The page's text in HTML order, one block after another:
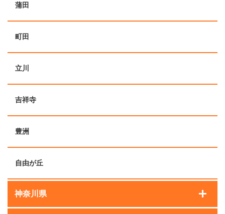
蒲田
町田
立川
吉祥寺
豊洲
自由が丘
神奈川県